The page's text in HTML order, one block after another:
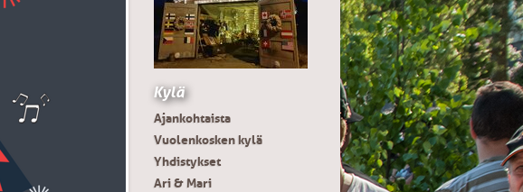
Kylä
Ajankohtaista
Vuolenkosken kylä
Yhdistykset
Ari & Mari